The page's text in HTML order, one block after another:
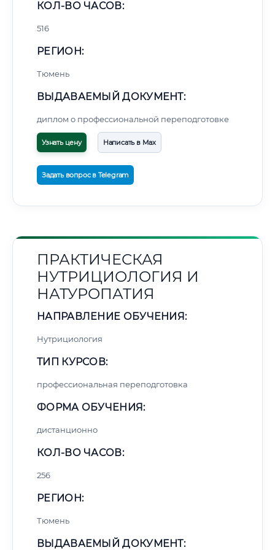
КОЛ-ВО ЧАСОВ:
516
РЕГИОН:
Тюмень
ВЫДАВАЕМЫЙ ДОКУМЕНТ:
диплом о профессиональной переподготовке
Узнать цену Написать в Max
Задать вопрос в Telegram
ПРАКТИЧЕСКАЯ
НУТРИЦИОЛОГИЯ И
НАТУРОПАТИЯ
НАПРАВЛЕНИЕ ОБУЧЕНИЯ:
Нутрициология
ТИП КУРСОВ:
профессиональная переподготовка
ФОРМА ОБУЧЕНИЯ:
дистанционно
КОЛ-ВО ЧАСОВ:
256
РЕГИОН:
Тюмень
ВЫДАВАЕМЫЙ ДОКУМЕНТ: